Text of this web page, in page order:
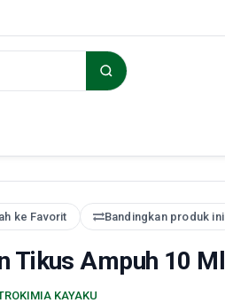
ke Favorit Bandingkan produk ini
Tikus Ampuh 10 Ml
KAYAKU